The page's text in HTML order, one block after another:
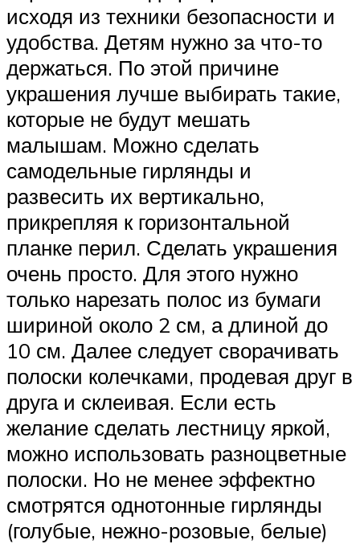
исходя из техники безопасности и
удобства. Детям нужно за что-то
держаться. По этой причине
украшения лучше выбирать такие,
которые не будут мешать
малышам. Можно сделать
самодельные гирлянды и
развесить их вертикально,
прикрепляя к горизонтальной
планке перил. Сделать украшения
очень просто. Для этого нужно
только нарезать полос из бумаги
шириной около 2 см, а длиной до
10 см. Далее следует сворачивать
полоски колечками, продевая друг в
друга и склеивая. Если есть
желание сделать лестницу яркой,
можно использовать разноцветные
полоски. Но не менее эффектно
смотрятся однотонные гирлянды
(голубые, нежно-розовые, белые)